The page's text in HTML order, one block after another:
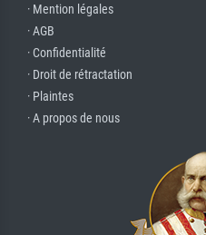
· Mention légales
· AGB
· Confidentialité
· Droit de rétractation
· Plaintes
· A propos de nous